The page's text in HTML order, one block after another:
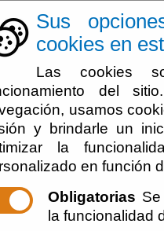
Sus
cookies en
Las cookies
del
usamos
y brindarle un
la
en función
Obligatorias
la funcionalidad